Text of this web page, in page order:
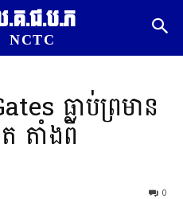
គ.ជ.ប.ភ
NCTC
ធ្លាប់ព្រមាន
តាំងពី
0